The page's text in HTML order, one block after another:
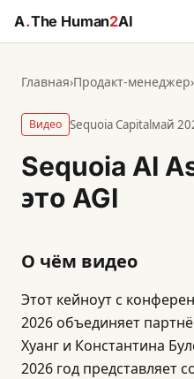
A.The Human2AI
Главная›Продакт-менеджер›
Видео Sequoia Capitalмай
Sequoia AI
это AGI
О чём видео
Этот кейноут с
2026 объединяет
Хуанг и Константина
2026 год представляет